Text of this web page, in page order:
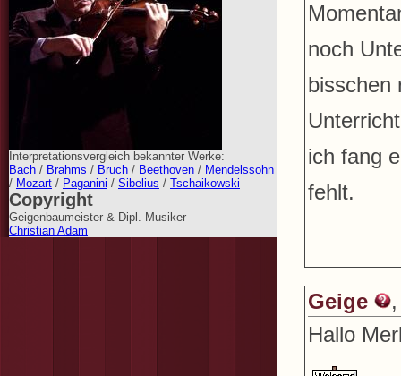
noch
bisschen
ich fang
fehlt.
Geige
Hallo
Interpretationsvergleich bekannter Werke:
Bach / Brahms / Bruch / Beethoven / Mendelssohn
/ Mozart / Paganini / Sibelius / Tschaikowski
Copyright
Geigenbaumeister & Dipl. Musiker
Christian Adam